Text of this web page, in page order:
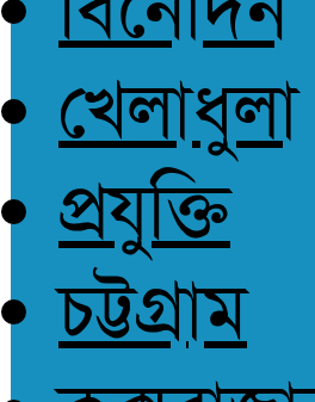
খেলাধুলা
প্রযুক্তি
চট্টগ্রাম